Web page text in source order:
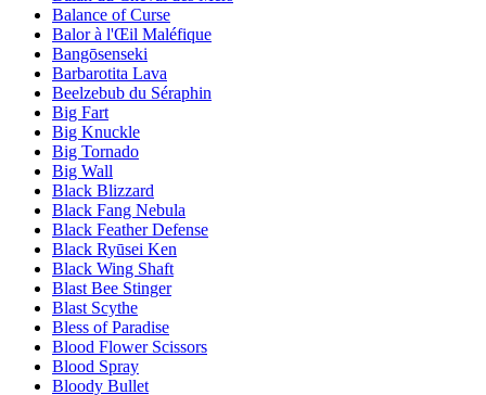
Balance of Curse
Balor à l'Œil Maléfique
Bangōsenseki
Barbarotita Lava
Beelzebub du Séraphin
Big Fart
Big Knuckle
Big Tornado
Big Wall
Black Blizzard
Black Fang Nebula
Black Feather Defense
Black Ryūsei Ken
Black Wing Shaft
Blast Bee Stinger
Blast Scythe
Bless of Paradise
Blood Flower Scissors
Blood Spray
Bloody Bullet